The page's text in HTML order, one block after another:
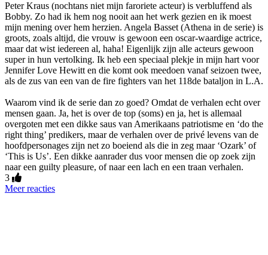
Peter Kraus (nochtans niet mijn faroriete acteur) is verbluffend als
Bobby. Zo had ik hem nog nooit aan het werk gezien en ik moest
mijn mening over hem herzien. Angela Basset (Athena in de serie) is
groots, zoals altijd, die vrouw is gewoon een oscar-waardige actrice,
maar dat wist iedereen al, haha! Eigenlijk zijn alle acteurs gewoon
super in hun vertolking. Ik heb een speciaal plekje in mijn hart voor
Jennifer Love Hewitt en die komt ook meedoen vanaf seizoen twee,
als de zus van een van de fire fighters van het 118de bataljon in L.A.
Waarom vind ik de serie dan zo goed? Omdat de verhalen echt over
mensen gaan. Ja, het is over de top (soms) en ja, het is allemaal
overgoten met een dikke saus van Amerikaans patriotisme en ‘do the
right thing’ predikers, maar de verhalen over de privé levens van de
hoofdpersonages zijn net zo boeiend als die in zeg maar ‘Ozark’ of
‘This is Us’. Een dikke aanrader dus voor mensen die op zoek zijn
naar een guilty pleasure, of naar een lach en een traan verhalen.
3
Meer reacties